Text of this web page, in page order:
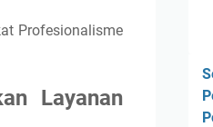
Profesionalisme
Layanan